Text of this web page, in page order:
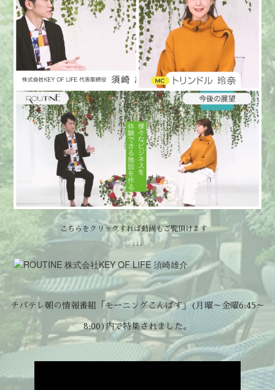
こちらをクリックすれば動画もご覧頂けます
↓↓↓
チバテレ朝の情報番組「モーニングこんぱす」(月曜～金曜6:45～
8:00)内で特集されました。